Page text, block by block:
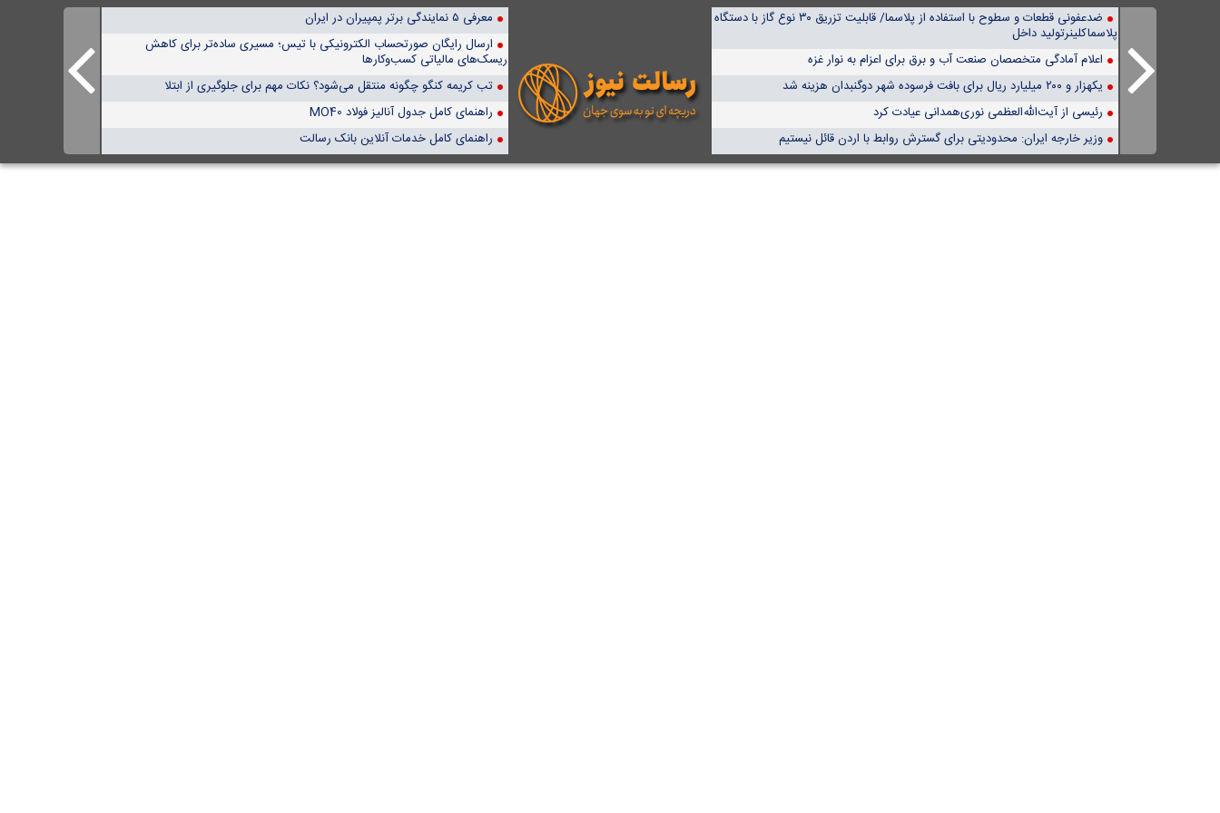
ضدعفونی قطعات و سطوح با استفاده از پلاسما/ قابلیت تزریق ۳۰ نوع گاز با دستگاه
پلاسماکلینرتولید داخل
اعلام آمادگی متخصصان صنعت آب و برق برای اعزام به نوار غزه
یکهزار و ۲۰۰ میلیارد ریال برای بافت فرسوده شهر دوگنبدان هزینه شد
رئیسی از آیت‌الله‌العظمی نوری‌همدانی عیادت کرد
وزیر خارجه ایران: محدودیتی برای گسترش روابط با اردن قائل نیستیم
معرفی ۵ نمایندگی برتر پمپیران در ایران
ارسال رایگان صورتحساب الکترونیکی با تیس؛ مسیری ساده‌تر برای کاهش
ریسک‌های مالیاتی کسب‌وکارها
تب کریمه کنگو چگونه منتقل می‌شود؟ نکات مهم برای جلوگیری از ابتلا
راهنمای کامل جدول آنالیز فولاد MO40
راهنمای کامل خدمات آنلاین بانک رسالت